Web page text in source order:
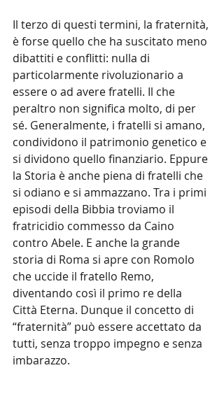
Il terzo di questi termini, la fraternità,
è forse quello che ha suscitato meno
dibattiti e conflitti: nulla di
particolarmente rivoluzionario a
essere o ad avere fratelli. Il che
peraltro non significa molto, di per
sé. Generalmente, i fratelli si amano,
condividono il patrimonio genetico e
si dividono quello finanziario. Eppure
la Storia è anche piena di fratelli che
si odiano e si ammazzano. Tra i primi
episodi della Bibbia troviamo il
fratricidio commesso da Caino
contro Abele. E anche la grande
storia di Roma si apre con Romolo
che uccide il fratello Remo,
diventando così il primo re della
Città Eterna. Dunque il concetto di
“fraternità” può essere accettato da
tutti, senza troppo impegno e senza
imbarazzo.